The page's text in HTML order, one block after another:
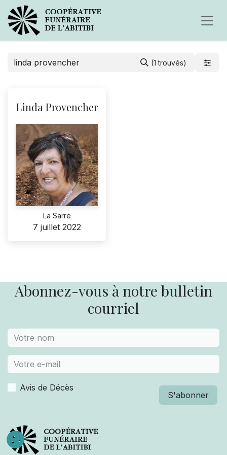
(1 trouvés)
Linda Provencher
La Sarre
7 juillet 2022
Abonnez-vous à notre bulletin
courriel
Avis de Décès
S'abonner